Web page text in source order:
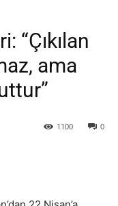
“Çıkılan
ama
0
1100